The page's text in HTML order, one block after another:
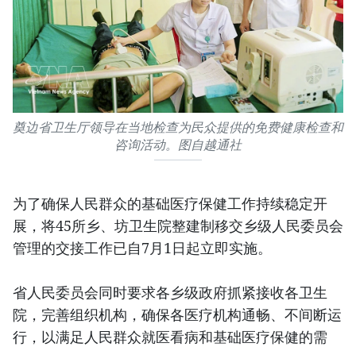
奠边省卫生厅领导在当地检查为民众提供的免费健康检查和
咨询活动。图自越通社
为了确保人民群众的基础医疗保健工作持续稳定开
展，将45所乡、坊卫生院整建制移交乡级人民委员会
管理的交接工作已自7月1日起立即实施。
省人民委员会同时要求各乡级政府抓紧接收各卫生
院，完善组织机构，确保各医疗机构通畅、不间断运
行，以满足人民群众就医看病和基础医疗保健的需